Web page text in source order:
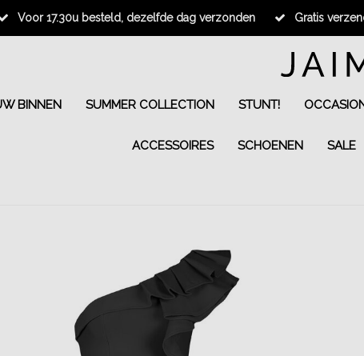
Voor 17.30u besteld, dezelfde dag verzonden Gratis
BINNEN SUMMER COLLECTION STUNT!
ACCESSOIRES SCHOENEN SALE